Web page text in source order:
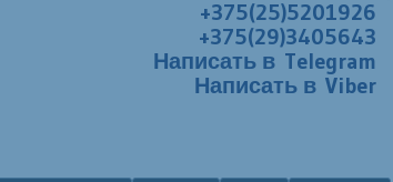
+375(25)5201926
+375(29)3405643
Написать в Telegram
Написать в Viber